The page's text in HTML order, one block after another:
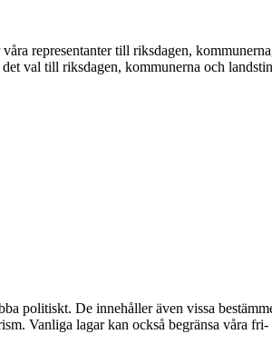
representanter till riksdagen,
val till riksdagen, kommunerna och
politiskt. De innehåller även vissa
Vanliga lagar kan också begränsa våra